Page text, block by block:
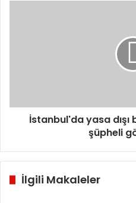
İstanbul'da yasa
şüpheli
İlgili Makaleler